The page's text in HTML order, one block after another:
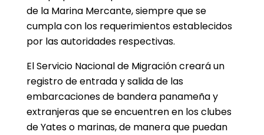
de la Marina Mercante, siempre que se
cumpla con los requerimientos establecidos
por las autoridades respectivas.
El Servicio Nacional de Migración creará un
registro de entrada y salida de las
embarcaciones de bandera panameña y
extranjeras que se encuentren en los clubes
de Yates o marinas, de manera que puedan